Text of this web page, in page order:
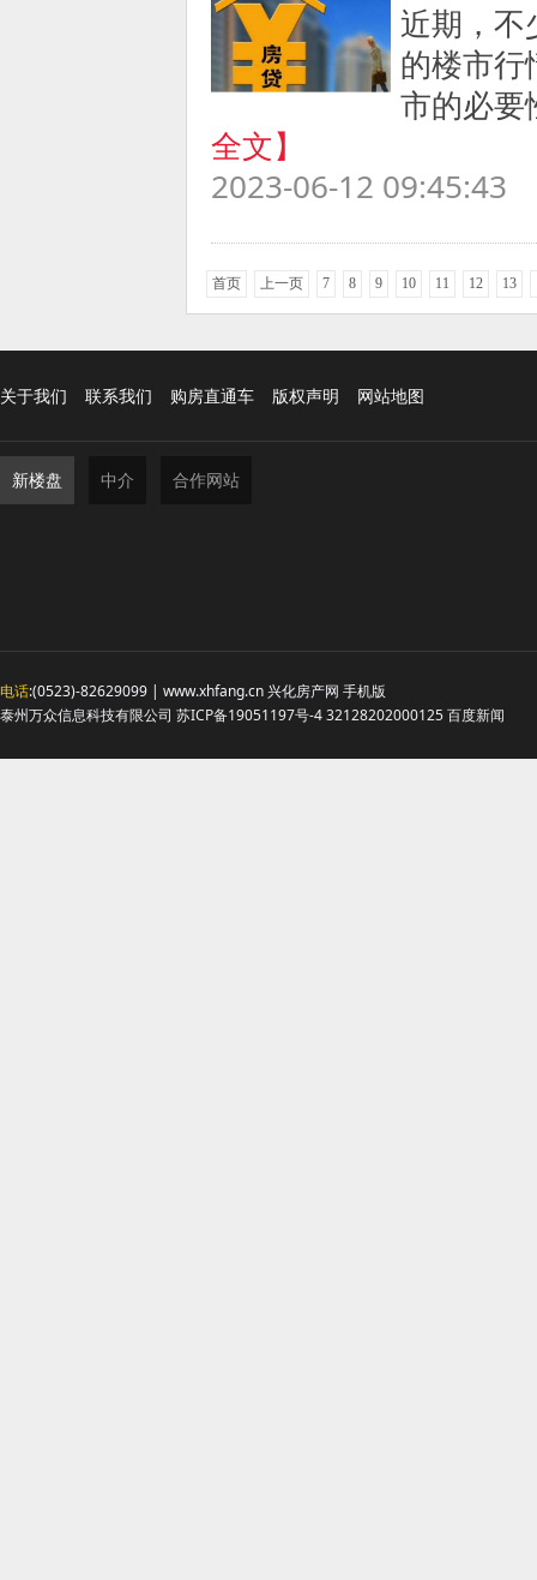
近期，不
的楼市行
市的必要
全文】
2023-06-12 09:45:43
首页 上一页 7 8 9 10 11 12 13
关于我们 联系我们 购房直通车 版权声明 网站地图
新楼盘 中介 合作网站
电话:(0523)-82629099 | www.xhfang.cn 兴化房产网 手机版
泰州万众信息科技有限公司 苏ICP备19051197号-432128202000125百度新闻